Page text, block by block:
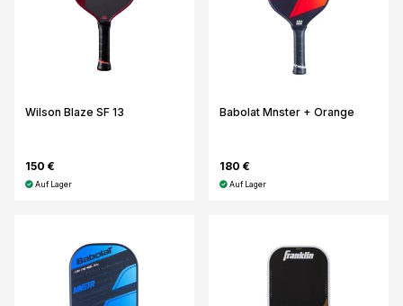
Wilson Blaze SF 13
150 €
Auf Lager
Babolat Mnster + Orange
180 €
Auf Lager